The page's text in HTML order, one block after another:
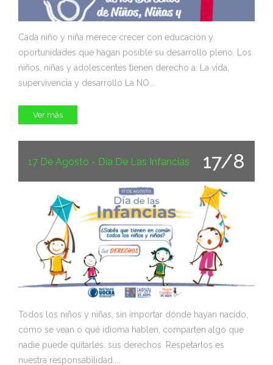
Cada niño y niña merece crecer con educación y
oportunidades que hagan posible su desarrollo pleno. Los
niños, niñas y adolescentes tienen derecho a: La vida,
supervivencia y desarrollo La NO...
Ver más
17/8
17 De Agosto - Día De Las Infancias
Todos los niños y niñas, sin importar dónde hayan nacido,
cómo se vean o qué idioma hablen, comparten algo que
nadie puede quitarles: sus derechos. Respetarlos es
nuestra responsabilidad....